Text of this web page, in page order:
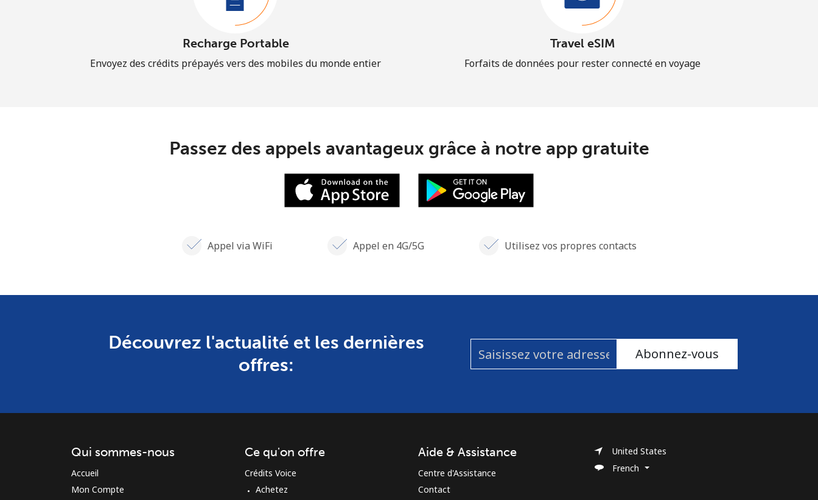
Recharge Portable
Envoyez des crédits prépayés vers des mobiles du monde entier
Travel eSIM
Forfaits de données pour rester connecté en voyage
Passez des appels avantageux grâce à notre app gratuite
Appel via WiFi Appel en 4G/5G Utilisez vos propres contacts
Découvrez l'actualité et les dernières
offres:
Abonnez-vous
Qui sommes-nous
Accueil
Mon Compte
Ce qu'on offre
Crédits Voice
Achetez
Aide & Assistance
Centre d'Assistance
Contact
United States
French